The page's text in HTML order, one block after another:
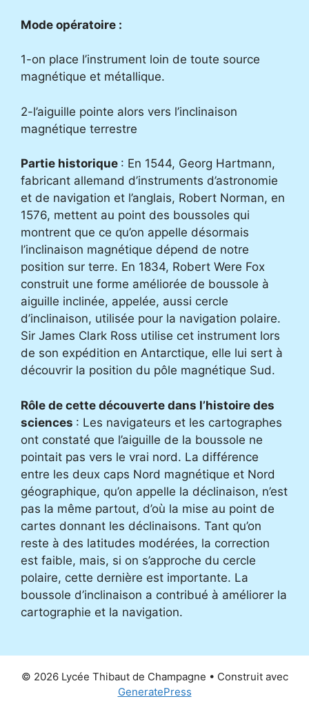
Mode opératoire :
1-on place l’instrument loin de toute source
magnétique et métallique.
2-l’aiguille pointe alors vers l’inclinaison
magnétique terrestre
Partie historique : En 1544, Georg Hartmann,
fabricant allemand d’instruments d’astronomie
et de navigation et l’anglais, Robert Norman, en
1576, mettent au point des boussoles qui
montrent que ce qu’on appelle désormais
l’inclinaison magnétique dépend de notre
position sur terre. En 1834, Robert Were Fox
construit une forme améliorée de boussole à
aiguille inclinée, appelée, aussi cercle
d’inclinaison, utilisée pour la navigation polaire.
Sir James Clark Ross utilise cet instrument lors
de son expédition en Antarctique, elle lui sert à
découvrir la position du pôle magnétique Sud.
Rôle de cette découverte dans l’histoire des
sciences : Les navigateurs et les cartographes
ont constaté que l’aiguille de la boussole ne
pointait pas vers le vrai nord. La différence
entre les deux caps Nord magnétique et Nord
géographique, qu’on appelle la déclinaison, n’est
pas la même partout, d’où la mise au point de
cartes donnant les déclinaisons. Tant qu’on
reste à des latitudes modérées, la correction
est faible, mais, si on s’approche du cercle
polaire, cette dernière est importante. La
boussole d’inclinaison a contribué à améliorer la
cartographie et la navigation.
© 2026 Lycée Thibaut de Champagne • Construit avec
GeneratePress